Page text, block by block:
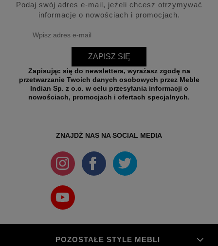
Podaj swój adres e-mail, jeżeli chcesz otrzymywać
informacje o nowościach i promocjach.
ZAPISZ SIĘ
Zapisując się do newslettera, wyrażasz zgodę na
przetwarzanie Twoich danych osobowych przez Meble
Indian Sp. z o.o. w celu przesyłania informacji o
nowościach, promocjach i ofertach specjalnych.
ZNAJDŻ NAS NA SOCIAL MEDIA
POZOSTAŁE STYLE MEBLI